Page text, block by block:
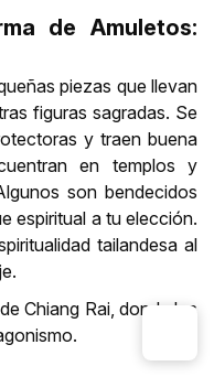
de Amuletos:
piezas que llevan
figuras sagradas. Se
y traen buena
en templos y
son bendecidos
espiritual a tu elección.
tailandesa al
Chiang Rai, donde los